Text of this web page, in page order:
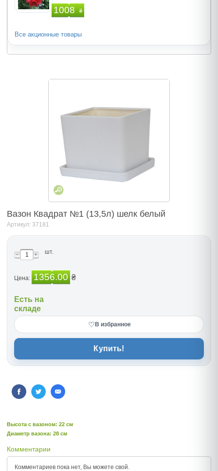
1008 ₴
Все акционные товары
Вазон Квадрат №1 (13,5л) шелк белый
Артикул: 37181
шт.
Цена: 1356.00 ₴
Есть на
складе
♡ В избранное
Купить!
Высота c вазоном: 22 см
Диаметр вазона: 28 см
Комментарии
Комментариев пока нет, Вы можете свой.